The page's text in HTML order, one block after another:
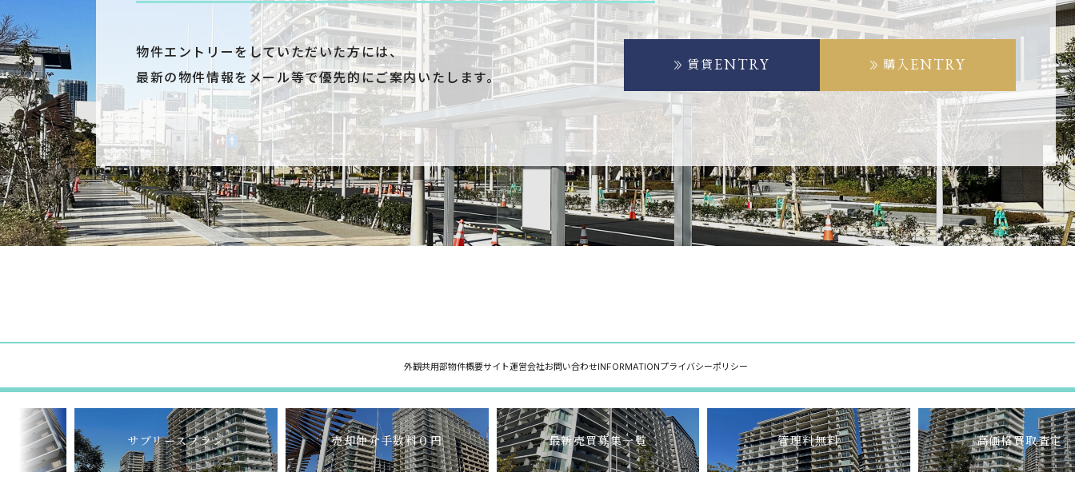
物件エントリーをしていただいた方には、
最新の物件情報をメール等で優先的にご案内いたします。
賃貸 ENTRY 購入 ENTRY
外観共用部物件概要サイト運営会社お問い合わせINFORMATIONプライバシーポリシー
サブリースプラン 売却仲介手数料０円 最新売買募集一覧 管理料無料 高価格買取査定